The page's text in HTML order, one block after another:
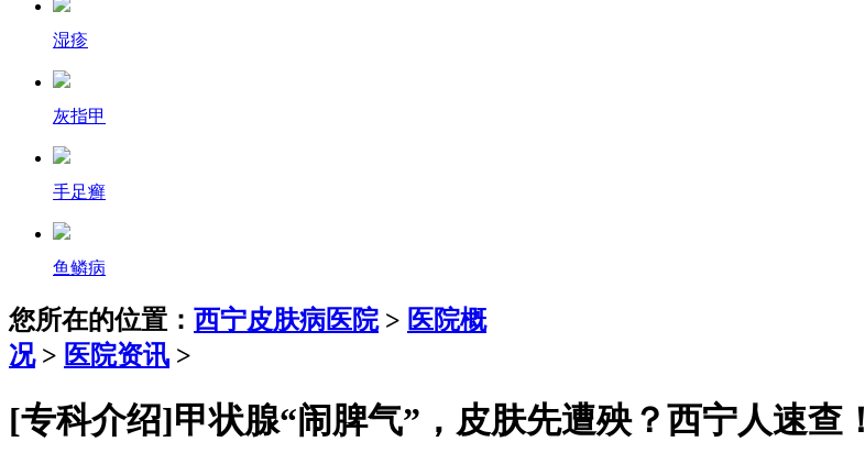
湿疹
灰指甲
手足癣
鱼鳞病
您所在的位置： 西宁皮肤病医院> 医院概
况> 医院资讯 >
[专科介绍]甲状腺“闹脾气”，皮肤先遭殃？西宁人速查！